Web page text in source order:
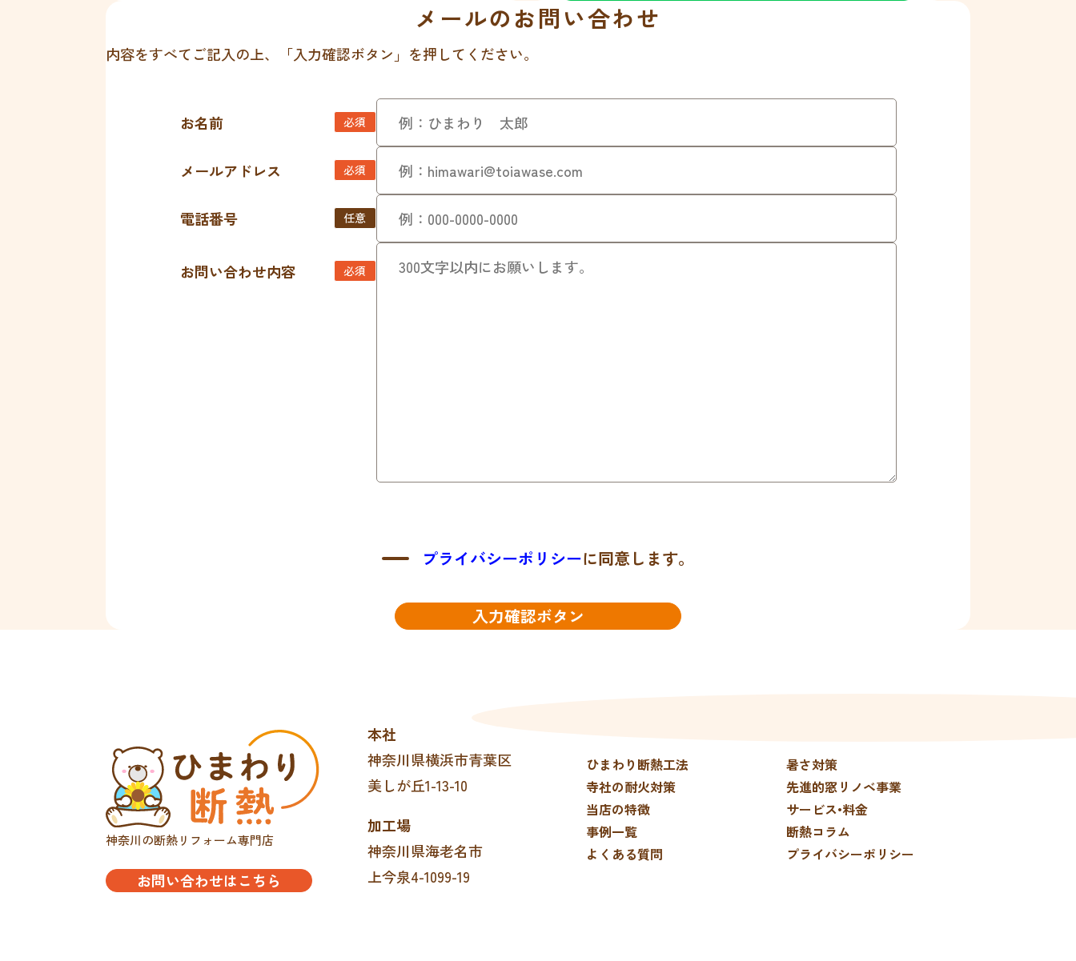
メールのお問い合わせ
内容をすべてご記入の上、「入力確認ボタン」を押してください。
お名前 必須
メールアドレス 必須
電話番号 任意
お問い合わせ内容 必須
プライバシーポリシーに同意します。
神奈川の断熱リフォーム専門店
お問い合わせはこちら
本社
神奈川県横浜市青葉区
美しが丘1-13-10
加工場
神奈川県海老名市
上今泉4-1099-19
ひまわり断熱工法
暑さ対策
寺社の耐火対策
先進的窓リノベ事業
当店の特徴
サービス•料金
事例一覧
断熱コラム
よくある質問
プライバシーポリシー